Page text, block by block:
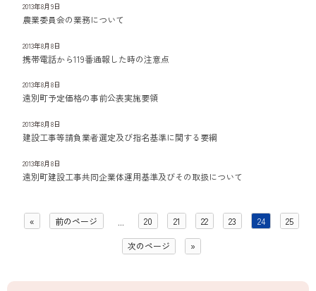
2013年8月9日
農業委員会の業務について
2013年8月8日
携帯電話から119番通報した時の注意点
2013年8月8日
遠別町予定価格の事前公表実施要領
2013年8月8日
建設工事等請負業者選定及び指名基準に関する要綱
2013年8月8日
遠別町建設工事共同企業体運用基準及びその取扱について
« 前のページ 20 21 22 23 24 25
次のページ »